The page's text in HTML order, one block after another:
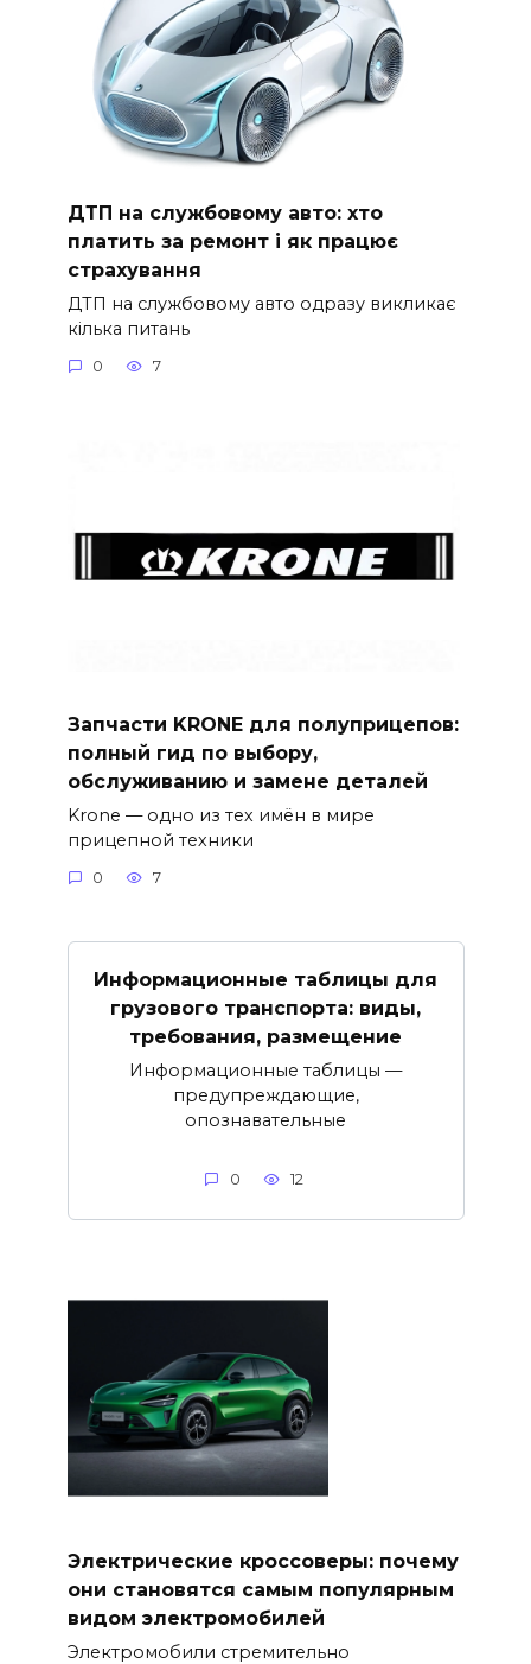
ДТП на службовому авто: хто
платить за ремонт і як працює
страхування
ДТП на службовому авто одразу викликає
кілька питань
0 7
Запчасти KRONE для полуприцепов:
полный гид по выбору,
обслуживанию и замене деталей
Krone — одно из тех имён в мире
прицепной техники
0 7
Информационные таблицы для
грузового транспорта: виды,
требования, размещение
Информационные таблицы —
предупреждающие,
опознавательные
0 12
Электрические кроссоверы: почему
они становятся самым популярным
видом электромобилей
Электромобили стремительно